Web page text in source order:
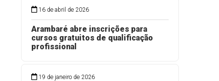
16 de abril de 2026
Arambaré abre inscrições para
cursos gratuitos de qualificação
profissional
19 de janeiro de 2026